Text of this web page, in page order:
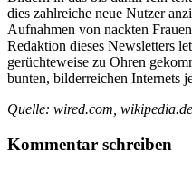
dies zahlreiche neue Nutzer
Aufnahmen von nackten
Redaktion dieses Newsletters
gerüchteweise zu Ohren
bunten, bilderreichen Internets
Quelle: wired.com,
Kommentar schreiben